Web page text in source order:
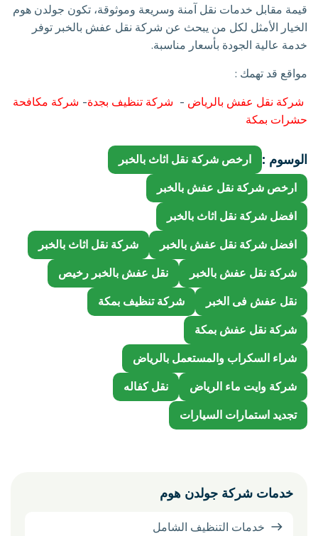
قيمة مقابل خدمات نقل آمنة وسريعة وموثوقة، تكون جولدن هوم
الخيار الأمثل لكل من يبحث عن شركة نقل عفش بالخبر توفر
خدمة عالية الجودة بأسعار مناسبة.
مواقع قد تهمك :
شركة نقل عفش بالرياض - شركة تنظيف بجدة- شركة مكافحة
حشرات بمكة
الوسوم :
ارخص شركة نقل اثاث بالخبر
ارخص شركة نقل عفش بالخبر
افضل شركة نقل اثاث بالخبر
افضل شركة نقل عفش بالخبر
شركة نقل اثاث بالخبر
شركة نقل عفش بالخبر
نقل عفش بالخبر رخيص
نقل عفش فى الخبر
شركة تنظيف بمكة
شركة نقل عفش بمكة
شراء السكراب والمستعمل بالرياض
شركة وايت ماء الرياض
نقل كفاله
تجديد استمارات السيارات
خدمات شركة جولدن هوم
خدمات التنظيف الشامل